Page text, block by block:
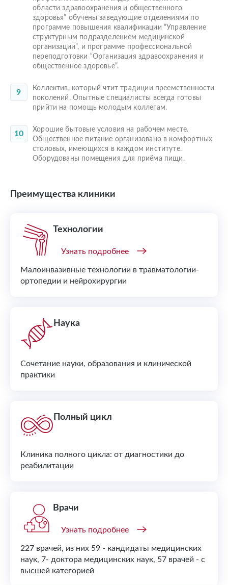
области здравоохранения и общественного
здоровья” обучены заведующие отделениями по
программе повышения квалификации “Управление
структурным подразделением медицинской
организации”, и программе профессиональной
переподготовки “Организация здравоохранения и
общественное здоровье”.
Коллектив, который чтит традиции преемственности
поколений. Опытные специалисты всегда готовы
прийти на помощь молодым коллегам.
Хорошие бытовые условия на рабочем месте.
Общественное питание организовано в комфортных
столовых, имеющихся в каждом институте.
Оборудованы помещения для приёма пищи.
Преимущества клиники
Технологии
Малоинвазивные технологии в травматологии-
ортопедии и нейрохирургии
Узнать подробнее
Наука
Сочетание науки, образования и клинической
практики
Полный цикл
Клиника полного цикла: от диагностики до
реабилитации
Врачи
227 врачей, из них 59 - кандидаты медицинских
наук, 7- доктора медицинских наук, 57 врачей - с
высшей категорией
Узнать подробнее